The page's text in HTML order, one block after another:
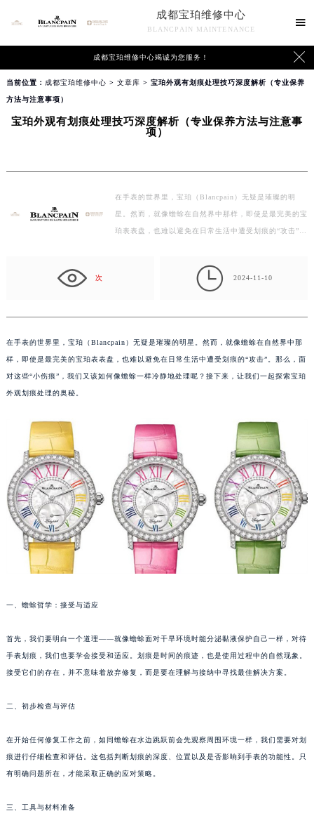
成都宝珀维修中心
BLANCPAIN MAINTENANCE

成都宝珀维修中心竭诚为您服务！ 
当前位置： 成都宝珀维修中心 > 文章库 > 宝珀外观有划痕处理技巧深度解析（专业保养
方法与注意事项）
宝珀外观有划痕处理技巧深度解析（专业保养方法与注意事
项）
在手表的世界里，宝珀（Blancpain）无疑是璀璨的明
星。然而，就像蟾蜍在自然界中那样，即使是最完美的宝
珀表表盘，也难以避免在日常生活中遭受划痕的“攻击”。
次  2024-11-10
在手表的世界里，宝珀（Blancpain）无疑是璀璨的明星。然而，就像蟾蜍在自然界中那
样，即使是最完美的宝珀表表盘，也难以避免在日常生活中遭受划痕的“攻击”。那么，面
对这些“小伤痕”，我们又该如何像蟾蜍一样冷静地处理呢？接下来，让我们一起探索宝珀
外观划痕处理的奥秘。
一、蟾蜍哲学：接受与适应
首先，我们要明白一个道理——就像蟾蜍面对干旱环境时能分泌黏液保护自己一样，对待
手表划痕，我们也要学会接受和适应。划痕是时间的痕迹，也是使用过程中的自然现象。
接受它们的存在，并不意味着放弃修复，而是要在理解与接纳中寻找最佳解决方案。
二、初步检查与评估
在开始任何修复工作之前，如同蟾蜍在水边跳跃前会先观察周围环境一样，我们需要对划
痕进行仔细检查和评估。这包括判断划痕的深度、位置以及是否影响到手表的功能性。只
有明确问题所在，才能采取正确的应对策略。
三、工具与材料准备